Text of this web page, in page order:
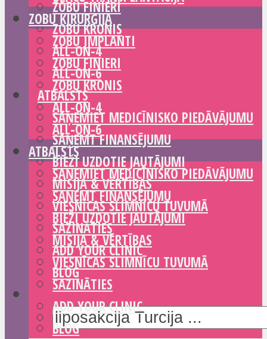
ZOBU FINIERI
ZOBU KRONIS
ALL-ON-4
ALL-ON-6
ATBALSTS
SAŅEMIET MEDICĪNISKO PIEDĀVĀJUMU
SAŅEMT FINANSĒJUMU
BIEŽI UZDOTIE JAUTĀJUMI
MISIJA & VĒRTĪBAS
VIESNĪCAS SLIMNĪCU TUVUMĀ
SAZINĀTIES
ADD YOUR CLINIC
BLOG
ZOBU ĶIRURĢIJA
ZOBU IMPLANTI
ZOBU FINIERI
ZOBU KRONIS
ALL-ON-4
ALL-ON-6
ATBALSTS
SAŅEMIET MEDICĪNISKO PIEDĀVĀJUMU
SAŅEMT FINANSĒJUMU
BIEŽI UZDOTIE JAUTĀJUMI
MISIJA & VĒRTĪBAS
VIESNĪCAS SLIMNĪCU TUVUMĀ
SAZINĀTIES
ADD YOUR CLINIC
BLOG